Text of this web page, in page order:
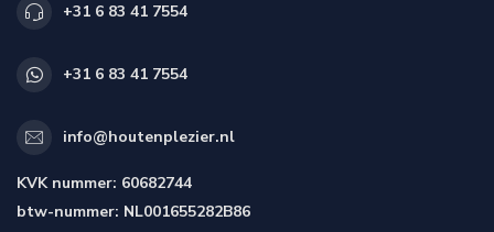
+31 6 83 41 7554
+31 6 83 41 7554
info@houtenplezier.nl
KVK nummer: 60682744
btw-nummer: NL001655282B86